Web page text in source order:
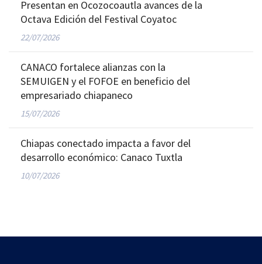
Presentan en Ocozocoautla avances de la
Octava Edición del Festival Coyatoc
22/07/2026
CANACO fortalece alianzas con la
SEMUIGEN y el FOFOE en beneficio del
empresariado chiapaneco
15/07/2026
Chiapas conectado impacta a favor del
desarrollo económico: Canaco Tuxtla
10/07/2026